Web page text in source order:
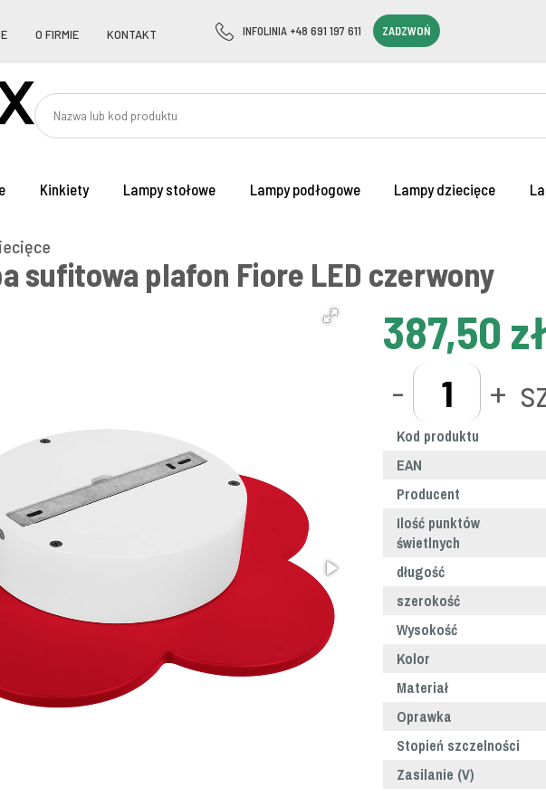
O FIRMIE KONTAKT INFOLINIA +48 691 197 611 ZADZWOŃ
Kinkiety Lampy stołowe Lampy podłogowe Lampy dziecięce
sufitowa plafon Fiore LED czerwony
387,50
- +
Kod produktu
EAN
Producent
Ilość punktów
świetlnych
długość
szerokość
Wysokość
Kolor
Materiał
Oprawka
Stopień szczelności
Zasilanie (V)